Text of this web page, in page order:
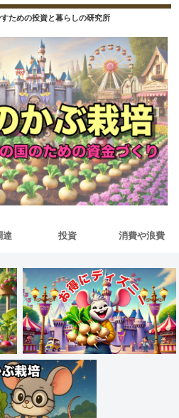
ための投資と暮らしの研究所
達 投資 消費や浪費